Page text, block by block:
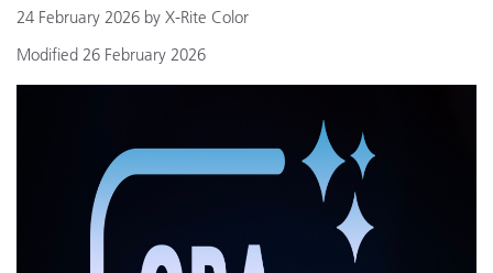
24 February 2026 by X-Rite Color
Modified 26 February 2026